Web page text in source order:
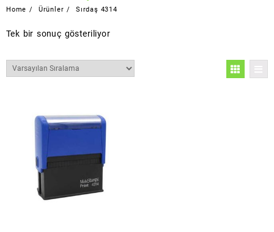
Home Ürünler Sırdaş 4314
Tek bir sonuç gösteriliyor